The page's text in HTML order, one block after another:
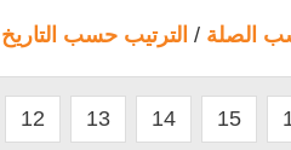
الصلة / الترتيب حسب التاريخ
12 13 14 15